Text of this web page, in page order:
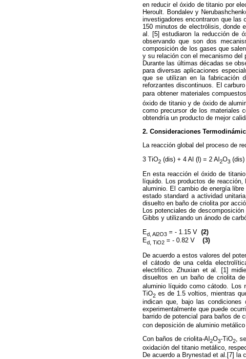
en reducir el óxido de titanio por
Heroult. Bondalev y
investigadores encontraron que las
150 minutos de electrólisis, donde
al. [5] estudiaron la reducción de
observando que son dos
composición de los gases que
y su relación con el mecanismo del
Durante las últimas décadas se
para diversas aplicaciones
que se utilizan en la fabricación
reforzantes discontinuos. El
para obtener materiales
óxido de titanio y de óxido de
como precursor de los materiales
obtendría un producto de mejor
2. Consideraciones
La reacción global del proceso de
3 TiO2 (dis) + 4 Al (l) = 2 Al2O3
En esta reacción el óxido de
líquido. Los productos de
aluminio. El cambio de energía
estado standard a actividad
disuelto en baño de criolita por
Los potenciales de
Gibbs y utilizando un ánodo de
Ed, Al2O3 = - 1.15 V (2)
Ed, TiO2 = - 0.82 V (3)
De acuerdo a estos valores del
el cátodo de una celda
electrlítico. Zhuxian et al. [1]
disueltos en un baño de criolita
aluminio líquido como cátodo. Los
TiO2 es de 1.5 voltios, mientras
indican que, bajo las
experimentalmente que puede
barrido de potencial para baños de
con deposición de aluminio
Con baños de criolita-Al2O3-TiO2,
oxidación del titanio metálico,
De acuerdo a Brynestad et al.[7] la